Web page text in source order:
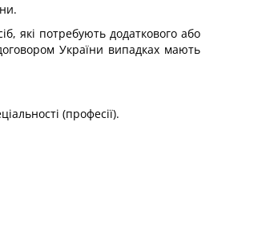
які потребують додаткового або
України випадках мають
(професії).